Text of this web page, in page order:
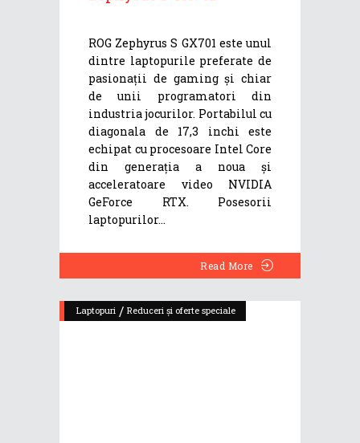
ROG Zephyrus S GX701 este unul
dintre laptopurile preferate de
pasionații de gaming și chiar
de unii programatori din
industria jocurilor. Portabilul cu
diagonala de 17,3 inchi este
echipat cu procesoare Intel Core
din generația a noua și
acceleratoare video NVIDIA
GeForce RTX. Posesorii
laptopurilor
Read More
Laptopuri / Reduceri și oferte speciale